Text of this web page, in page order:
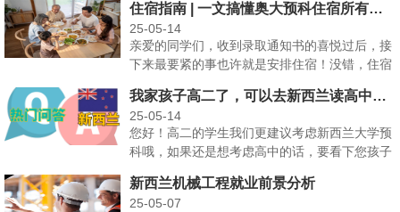
住宿指南 | 一文搞懂奥大预科住宿所有选择
25-05-14
亲爱的同学们，收到录取通知书的喜悦过后，接
下来最要紧的事也许就是安排住宿！没错，住宿
我家孩子高二了，可以去新西兰读高中吗？
25-05-14
您好！高二的学生我们更建议考虑新西兰大学预
科哦，如果还是想考虑高中的话，要看下您孩子
新西兰机械工程就业前景分析
25-05-07